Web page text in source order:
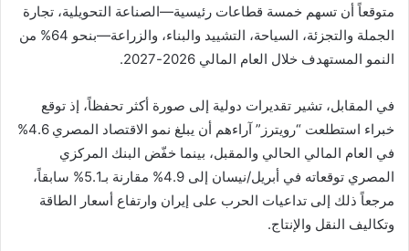
متوقعاً أن تسهم خمسة قطاعات رئيسية—الصناعة التحويلية، تجارة
الجملة والتجزئة، السياحة، التشييد والبناء، والزراعة—بنحو 64% من
النمو المستهدف خلال العام المالي 2026-2027.
في المقابل، تشير تقديرات دولية إلى صورة أكثر تحفظاً، إذ توقع
خبراء استطلعت “رويترز” آراءهم أن يبلغ نمو الاقتصاد المصري 4.6%
في العام المالي الحالي والمقبل، بينما خفّض البنك المركزي
المصري توقعاته في أبريل/نيسان إلى 4.9% مقارنة بـ5.1% سابقاً،
مرجعاً ذلك إلى تداعيات الحرب على إيران وارتفاع أسعار الطاقة
وتكاليف النقل والإنتاج.